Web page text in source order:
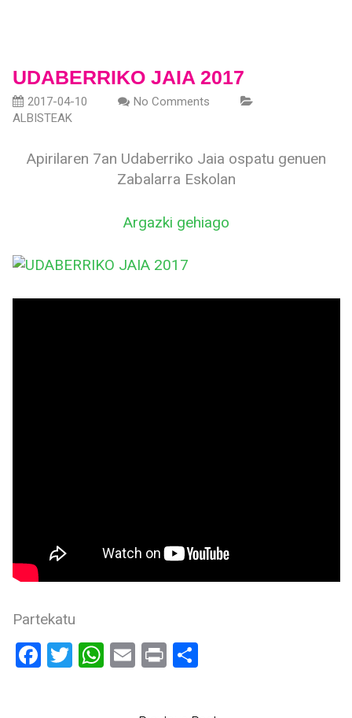
UDABERRIKO JAIA 2017
2017-04-10
No Comments
ALBISTEAK
Apirilaren 7an Udaberriko Jaia ospatu genuen
Zabalarra Eskolan
Argazki gehiago
Partekatu
Facebook
Twitter
WhatsApp
Email
PrintShare